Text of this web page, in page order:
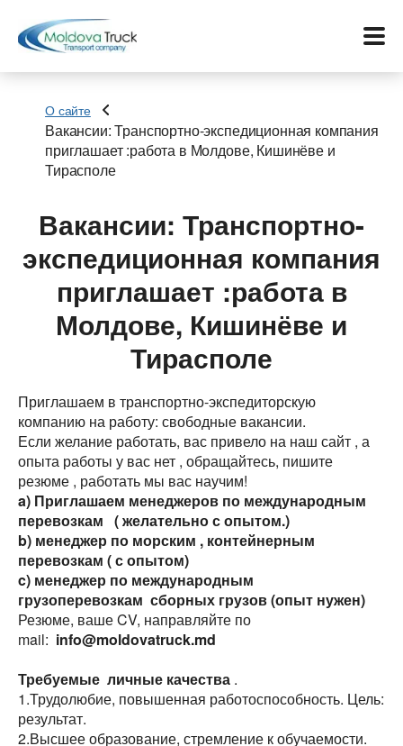
Меню
Контакты
Биржа
О сайте
Вакансии: Транспортно-экспедиционная компания
приглашает :работа в Молдове, Кишинёве и
Тирасполе
Вакансии: Транспортно-
экспедиционная компания
приглашает :работа в
Молдове, Кишинёве и
Тирасполе
Приглашаем в транспортно-экспедиторскую
компанию на работу: свободные вакансии.
Если желание работать, вас привело на наш сайт , а
опыта работы у вас нет , обращайтесь, пишите
резюме , работать мы вас научим!
a) Приглашаем менеджеров по международным
перевозкам ( желательно с опытом.)
b) менеджер по морским , контейнерным
перевозкам ( с опытом)
c) менеджер по международным
грузоперевозкам сборных грузов (опыт нужен)
Резюме, ваше CV, направляйте по
mail: info@moldovatruck.md
Требуемые личные качества .
1.Трудолюбие, повышенная работоспособность. Цель:
результат.
2.Высшее образование, стремление к обучаемости.